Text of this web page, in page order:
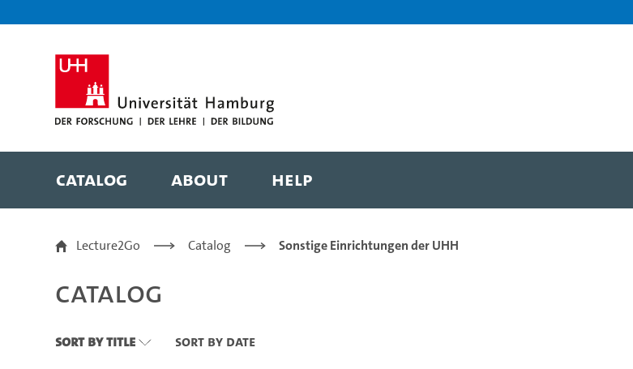
Catalog About Help
Catalog
Lecture2Go Catalog Sonstige Einrichtungen der UHH
Catalog
Sort By Title Sort By Date